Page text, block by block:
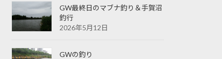
GW最終日のマブナ釣り＆手賀沼
釣行
2026年5月12日
GWの釣り